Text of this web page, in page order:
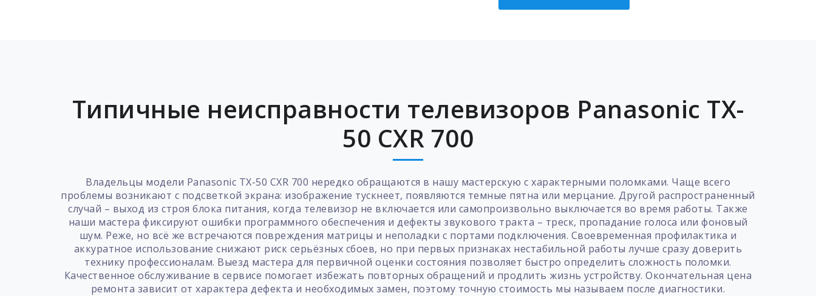
Типичные неисправности телевизоров Panasonic TX-
50 CXR 700
Владельцы модели Panasonic TX-50 CXR 700 нередко обращаются в нашу мастерскую с характерными поломками. Чаще всего
проблемы возникают с подсветкой экрана: изображение тускнеет, появляются темные пятна или мерцание. Другой распространенный
случай – выход из строя блока питания, когда телевизор не включается или самопроизвольно выключается во время работы. Также
наши мастера фиксируют ошибки программного обеспечения и дефекты звукового тракта – треск, пропадание голоса или фоновый
шум. Реже, но всё же встречаются повреждения матрицы и неполадки с портами подключения. Своевременная профилактика и
аккуратное использование снижают риск серьёзных сбоев, но при первых признаках нестабильной работы лучше сразу доверить
технику профессионалам. Выезд мастера для первичной оценки состояния позволяет быстро определить сложность поломки.
Качественное обслуживание в сервисе помогает избежать повторных обращений и продлить жизнь устройству. Окончательная цена
ремонта зависит от характера дефекта и необходимых замен, поэтому точную стоимость мы называем после диагностики.